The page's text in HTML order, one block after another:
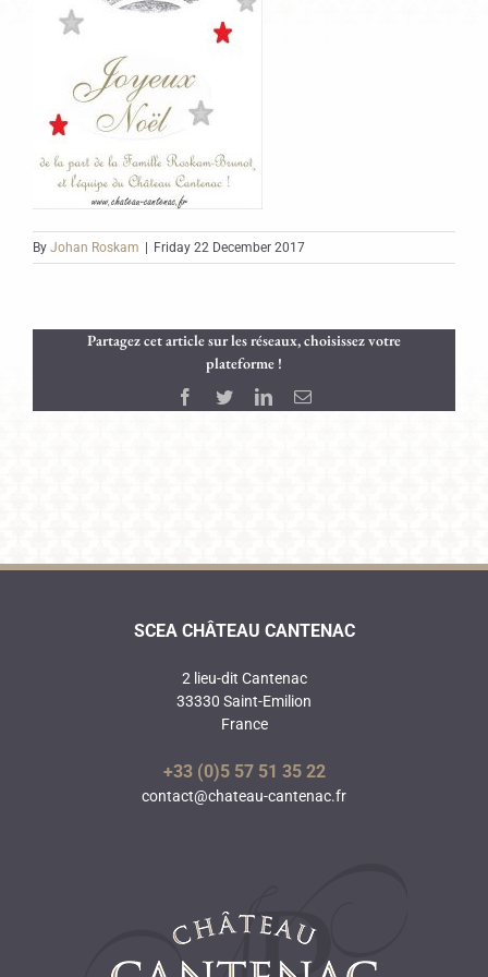
By Johan Roskam Friday 22 December 2017
Partagez cet article sur les réseaux, choisissez votre
plateforme !
Facebook
TwitterLinkedInEmail
SCEA CHÂTEAU CANTENAC
2 lieu-dit Cantenac
33330 Saint-Emilion
France
+33 (0)5 57 51 35 22
contact@chateau-cantenac.fr